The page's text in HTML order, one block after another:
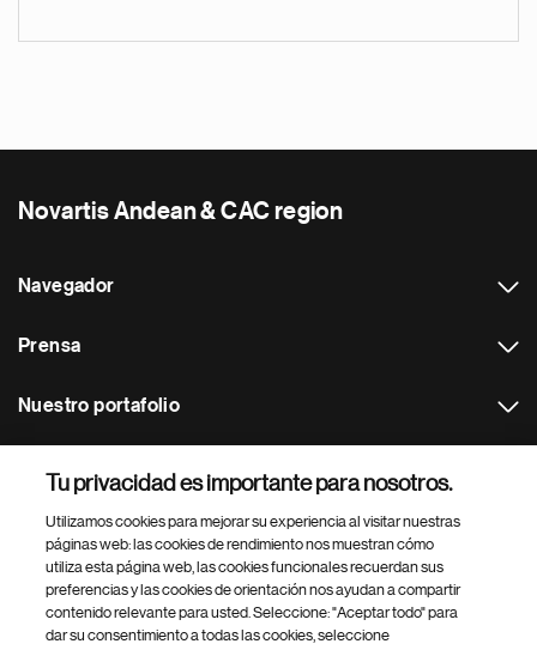
Novartis Andean & CAC region
Navegador
Prensa
Nuestro portafolio
Footer Site Search
Tu privacidad es importante para nosotros.
Utilizamos cookies para mejorar su experiencia al visitar nuestras
páginas web: las cookies de rendimiento nos muestran cómo
utiliza esta página web, las cookies funcionales recuerdan sus
preferencias y las cookies de orientación nos ayudan a compartir
contenido relevante para usted. Seleccione: "Aceptar todo" para
dar su consentimiento a todas las cookies, seleccione